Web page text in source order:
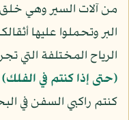
من آلات السير وهي خلق
البر وتحملوا عليها
الرياح المختلفة التي
﴿حتى إذا كنتم في الفلك﴾
كنتم راكبي السفن في